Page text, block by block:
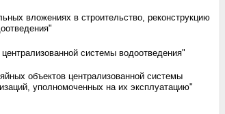
вложениях в строительство, реконструкцию
системы водоотведения"
объектов централизованной системы
уполномоченных на их эксплуатацию"